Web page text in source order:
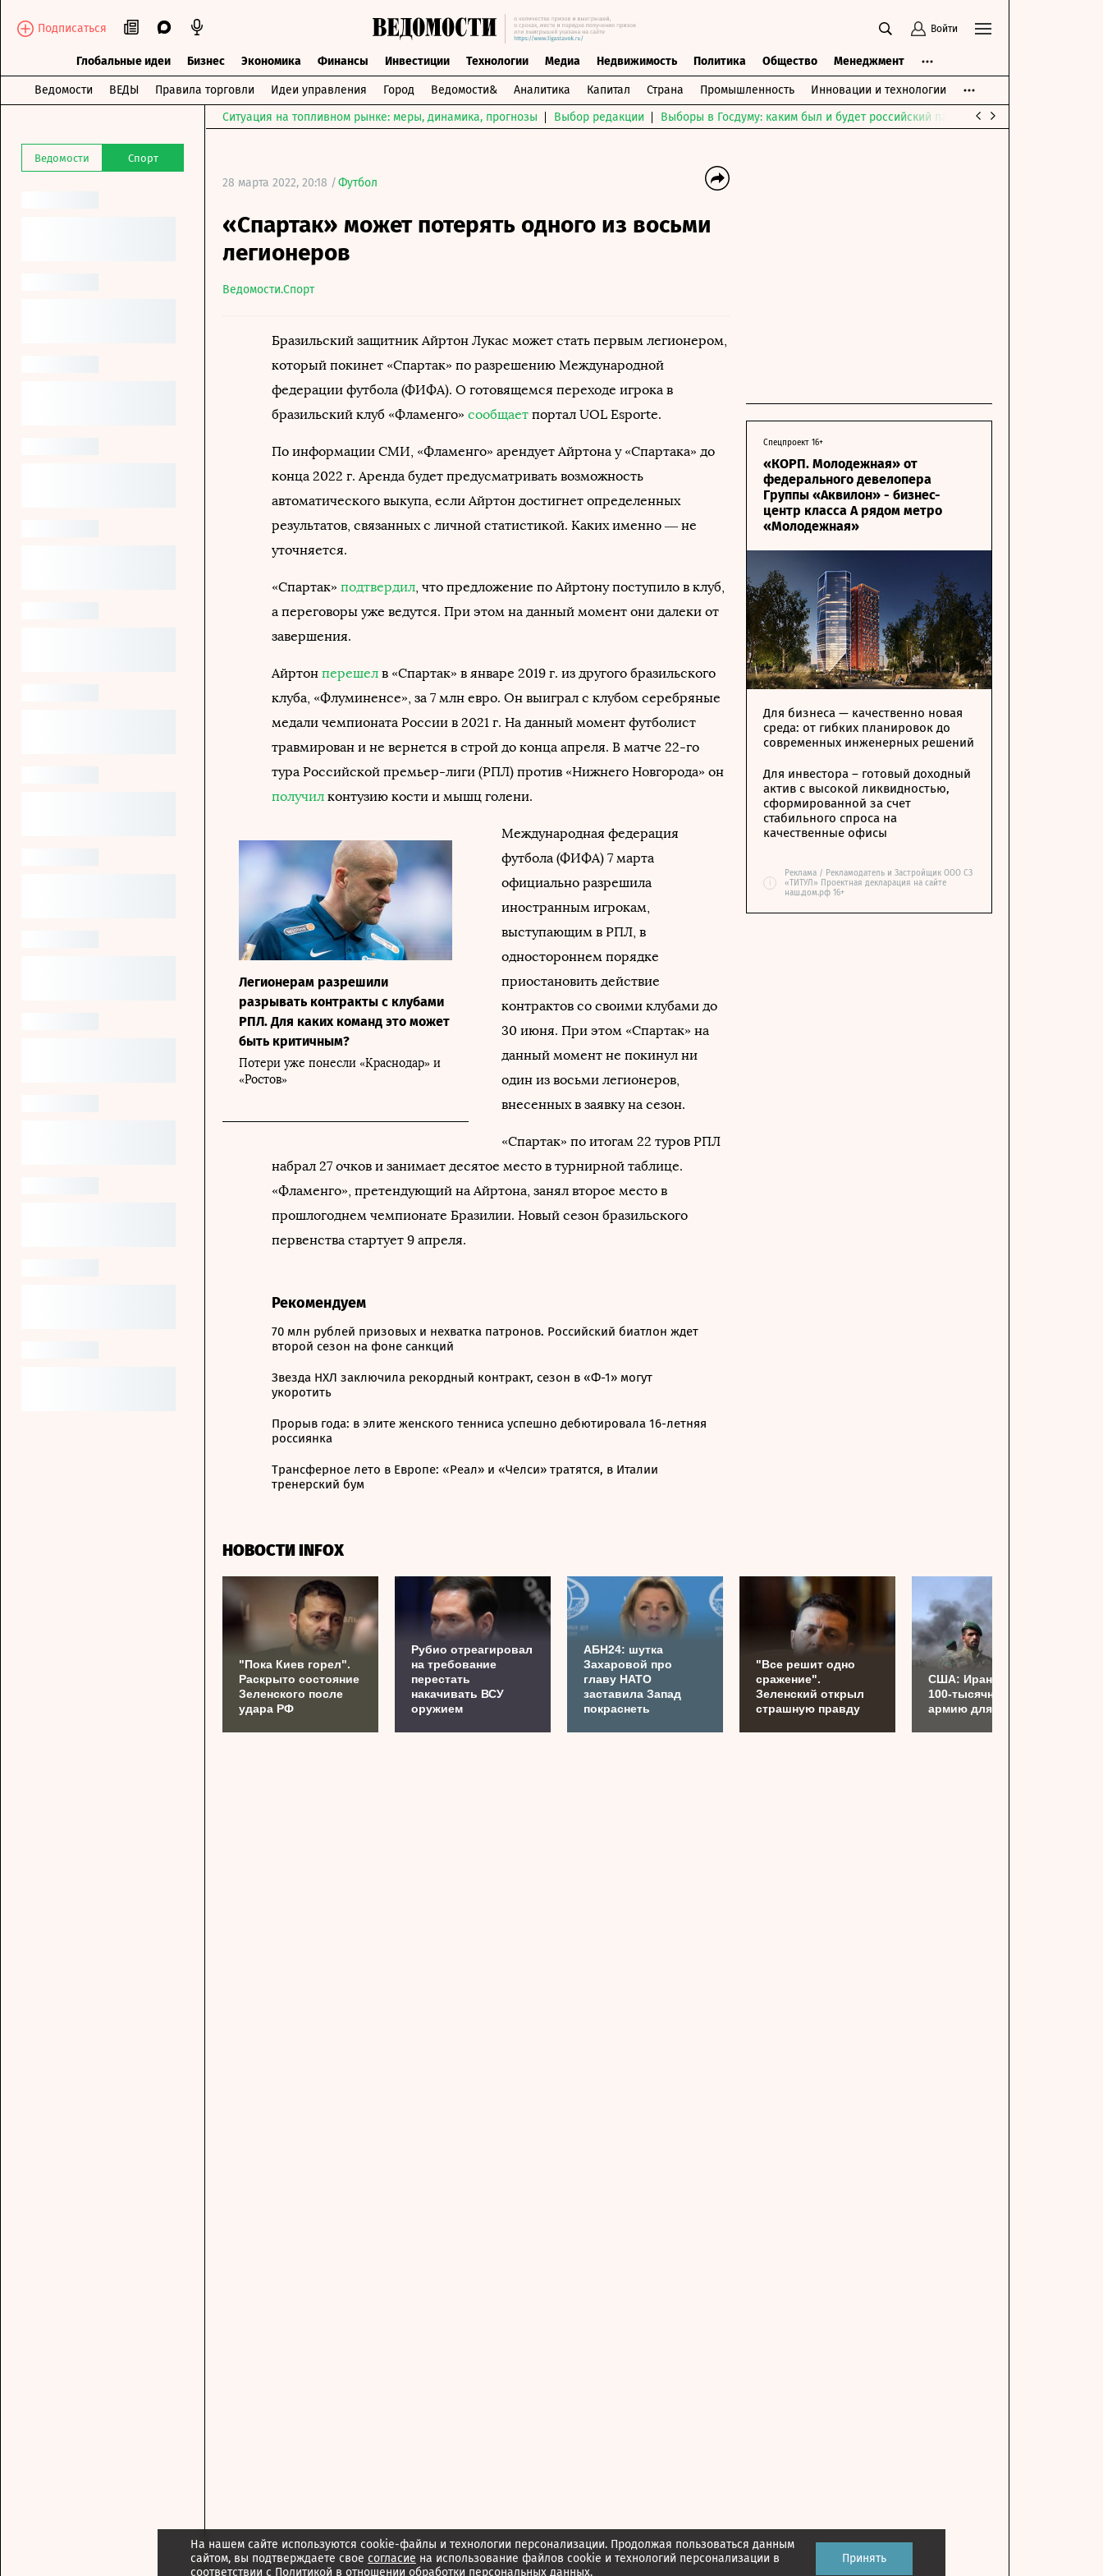
На нашем сайте используются cookie-файлы и технологии персонализации. Продолжая пользоваться данным
сайтом, вы подтверждаете свое согласие на использование файлов cookie и технологий персонализации в
соответствии с Политикой в отношении обработки персональных данных.
Принять
Подписаться Войти
Глобальные идеи Бизнес Экономика Финансы Инвестиции Технологии Медиа Недвижимость Политика Общество Менеджмент
Ведомости ВЕДЫ Правила торговли Идеи управления Город Ведомости& Аналитика Капитал Страна Промышленность Инновации и технологии
Ведомости Спорт
Ситуация на топливном рынке: меры, динамика, прогнозы Выбор редакции Выборы в Госдуму: каким был и будет российский парламент
28 марта 2022, 20:18 /Футбол
«Спартак» может потерять одного из восьми
легионеров
Ведомости.Спорт
Бразильский защитник Айртон Лукас может стать первым легионером,
который покинет «Спартак» по разрешению Международной
федерации футбола (ФИФА). О готовящемся переходе игрока в
бразильский клуб «Фламенго» сообщает портал UOL Esporte.
По информации СМИ, «Фламенго» арендует Айртона у «Спартака» до
конца 2022 г. Аренда будет предусматривать возможность
автоматического выкупа, если Айртон достигнет определенных
результатов, связанных с личной статистикой. Каких именно — не
уточняется.
«Спартак» подтвердил, что предложение по Айртону поступило в клуб,
а переговоры уже ведутся. При этом на данный момент они далеки от
завершения.
Айртон перешел в «Спартак» в январе 2019 г. из другого бразильского
клуба, «Флуминенсе», за 7 млн евро. Он выиграл с клубом серебряные
медали чемпионата России в 2021 г. На данный момент футболист
травмирован и не вернется в строй до конца апреля. В матче 22-го
тура Российской премьер-лиги (РПЛ) против «Нижнего Новгорода» он
получил контузию кости и мышц голени.
Легионерам разрешили
разрывать контракты с клубами
РПЛ. Для каких команд это может
быть критичным?
Потери уже понесли «Краснодар» и
«Ростов»
Международная федерация
футбола (ФИФА) 7 марта
официально разрешила
иностранным игрокам,
выступающим в РПЛ, в
одностороннем порядке
приостановить действие
контрактов со своими клубами до
30 июня. При этом «Спартак» на
данный момент не покинул ни
один из восьми легионеров,
внесенных в заявку на сезон.
«Спартак» по итогам 22 туров РПЛ
набрал 27 очков и занимает десятое место в турнирной таблице.
«Фламенго», претендующий на Айртона, занял второе место в
прошлогоднем чемпионате Бразилии. Новый сезон бразильского
первенства стартует 9 апреля.
Рекомендуем
70 млн рублей призовых и нехватка патронов. Российский биатлон ждет
второй сезон на фоне санкций
Звезда НХЛ заключила рекордный контракт, сезон в «Ф-1» могут
укоротить
Прорыв года: в элите женского тенниса успешно дебютировала 16-летняя
россиянка
Трансферное лето в Европе: «Реал» и «Челси» тратятся, в Италии
тренерский бум
Спецпроект 16+
«КОРП. Молодежная» от
федерального девелопера
Группы «Аквилон» - бизнес-
центр класса А рядом метро
«Молодежная»
Для бизнеса — качественно новая
среда: от гибких планировок до
современных инженерных решений
Для инвестора – готовый доходный
актив с высокой ликвидностью,
сформированной за счет
стабильного спроса на
качественные офисы
i
Реклама / Рекламодатель и Застройщик ООО СЗ
«ТИТУЛ» Проектная декларация на сайте
наш.дом.рф 16+
НОВОСТИ INFOX
"Пока Киев горел".
Раскрыто состояние
Зеленского после
удара РФ
Рубио отреагировал
на требование
перестать
накачивать ВСУ
оружием
АБН24: шутка
Захаровой про
главу НАТО
заставила Запад
покраснеть
"Все решит одно
сражение".
Зеленский открыл
страшную правду
США: Иран готовит
100-тысячную
армию для Украины